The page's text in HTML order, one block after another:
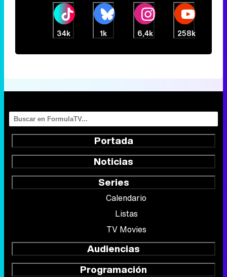
34k 1k 6,4k 258k
Portada
Noticias
Series
Calendario
Listas
TV Movies
Audiencias
Programación